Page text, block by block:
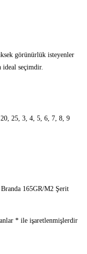
görünürlük isteyenler
seçimdir.
25, 3, 4, 5, 6, 7, 8, 9
165GR/M2 Şerit
* ile işaretlenmişlerdir